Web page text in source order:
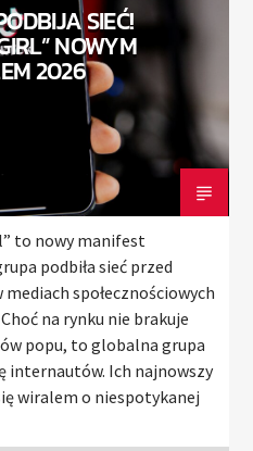
SIEĆ!
NOWYM
2026
to nowy manifest
podbiła sieć przed
społecznościowych
na rynku nie brakuje
popu, to globalna grupa
internautów. Ich najnowszy
wiralem o niespotykanej